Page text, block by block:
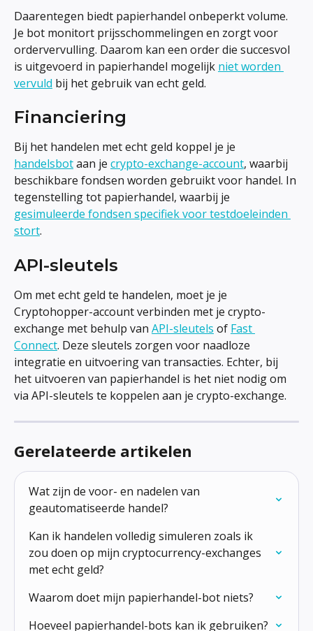
Daarentegen biedt papierhandel onbeperkt volume.
Je bot monitort prijsschommelingen en zorgt voor
ordervervulling. Daarom kan een order die succesvol
is uitgevoerd in papierhandel mogelijk niet worden
vervuld bij het gebruik van echt geld.
Financiering
Bij het handelen met echt geld koppel je je
handelsbot aan je crypto-exchange-account, waarbij
beschikbare fondsen worden gebruikt voor handel. In
tegenstelling tot papierhandel, waarbij je
gesimuleerde fondsen specifiek voor testdoeleinden
stort.
API-sleutels
Om met echt geld te handelen, moet je je
Cryptohopper-account verbinden met je crypto-
exchange met behulp van API-sleutels of Fast
Connect. Deze sleutels zorgen voor naadloze
integratie en uitvoering van transacties. Echter, bij
het uitvoeren van papierhandel is het niet nodig om
via API-sleutels te koppelen aan je crypto-exchange.
Gerelateerde artikelen
Wat zijn de voor- en nadelen van
geautomatiseerde handel?
Kan ik handelen volledig simuleren zoals ik
zou doen op mijn cryptocurrency-exchanges
met echt geld?
Waarom doet mijn papierhandel-bot niets?
Hoeveel papierhandel-bots kan ik gebruiken?